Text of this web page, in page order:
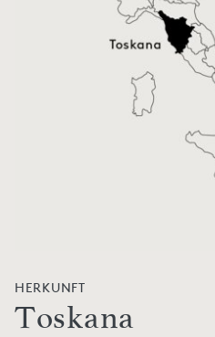
HERKUNFT
Toskana